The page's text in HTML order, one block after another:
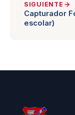
SIGUIENTE
Capturador
escolar)